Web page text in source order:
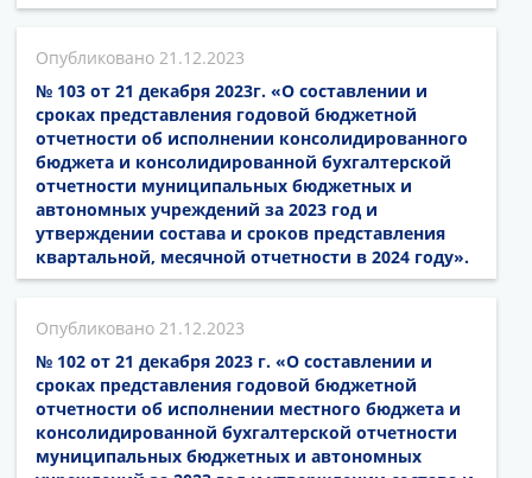
21.12.2023
№ 103 от 21 декабря 2023г. «О составлении и
сроках представления годовой бюджетной
отчетности об исполнении консолидированного
бюджета и консолидированной бухгалтерской
отчетности муниципальных бюджетных и
автономных учреждений за 2023 год и
утверждении состава и сроков представления
квартальной, месячной отчетности в 2024 году».
21.12.2023
№ 102 от 21 декабря 2023 г. «О составлении и
сроках представления годовой бюджетной
отчетности об исполнении местного бюджета и
консолидированной бухгалтерской отчетности
муниципальных бюджетных и автономных